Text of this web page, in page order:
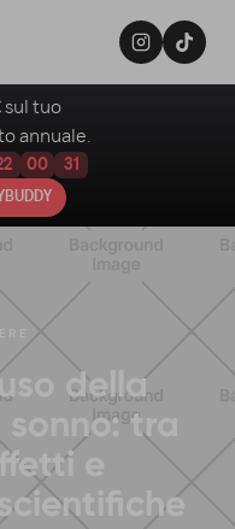
della
tra
e
sul tuo
annuale.
00 30